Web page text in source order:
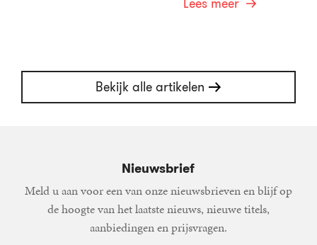
Lees meer
Bekijk alle artikelen
Nieuwsbrief
Meld u aan voor een van onze nieuwsbrieven en blijf op
de hoogte van het laatste nieuws, nieuwe titels,
aanbiedingen en prijsvragen.